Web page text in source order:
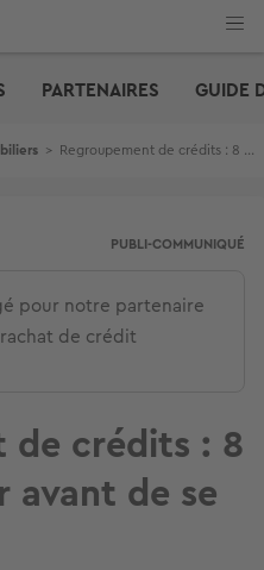
PARTENAIRES GUIDE
> Regroupement de crédits : 8 choses à savoir avant de se lancer
PUBLI-COMMUNIQUÉ
pour notre partenaire
de crédit
de crédits : 8
avant de se